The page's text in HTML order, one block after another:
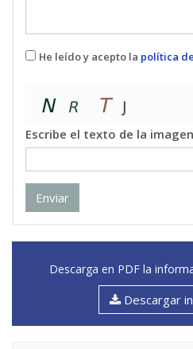
He leído y acepto la política
Escribe el texto de la imagen
Enviar
Descargar